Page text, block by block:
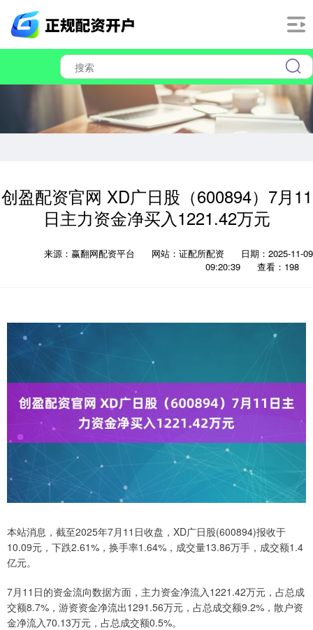
创盈配资官网 XD广日股（600894）7月11
日主力资金净买入1221.42万元
来源：赢翻网配资平台 网站：证配所配资
日期：2025-11-09
09:20:39
查看：198
本站消息，截至2025年7月11日收盘，XD广日股(600894)报收于
10.09元，下跌2.61%，换手率1.64%，成交量13.86万手，成交额1.4
亿元。
7月11日的资金流向数据方面，主力资金净流入1221.42万元，占总成
交额8.7%，游资资金净流出1291.56万元，占总成交额9.2%，散户资
金净流入70.13万元，占总成交额0.5%。